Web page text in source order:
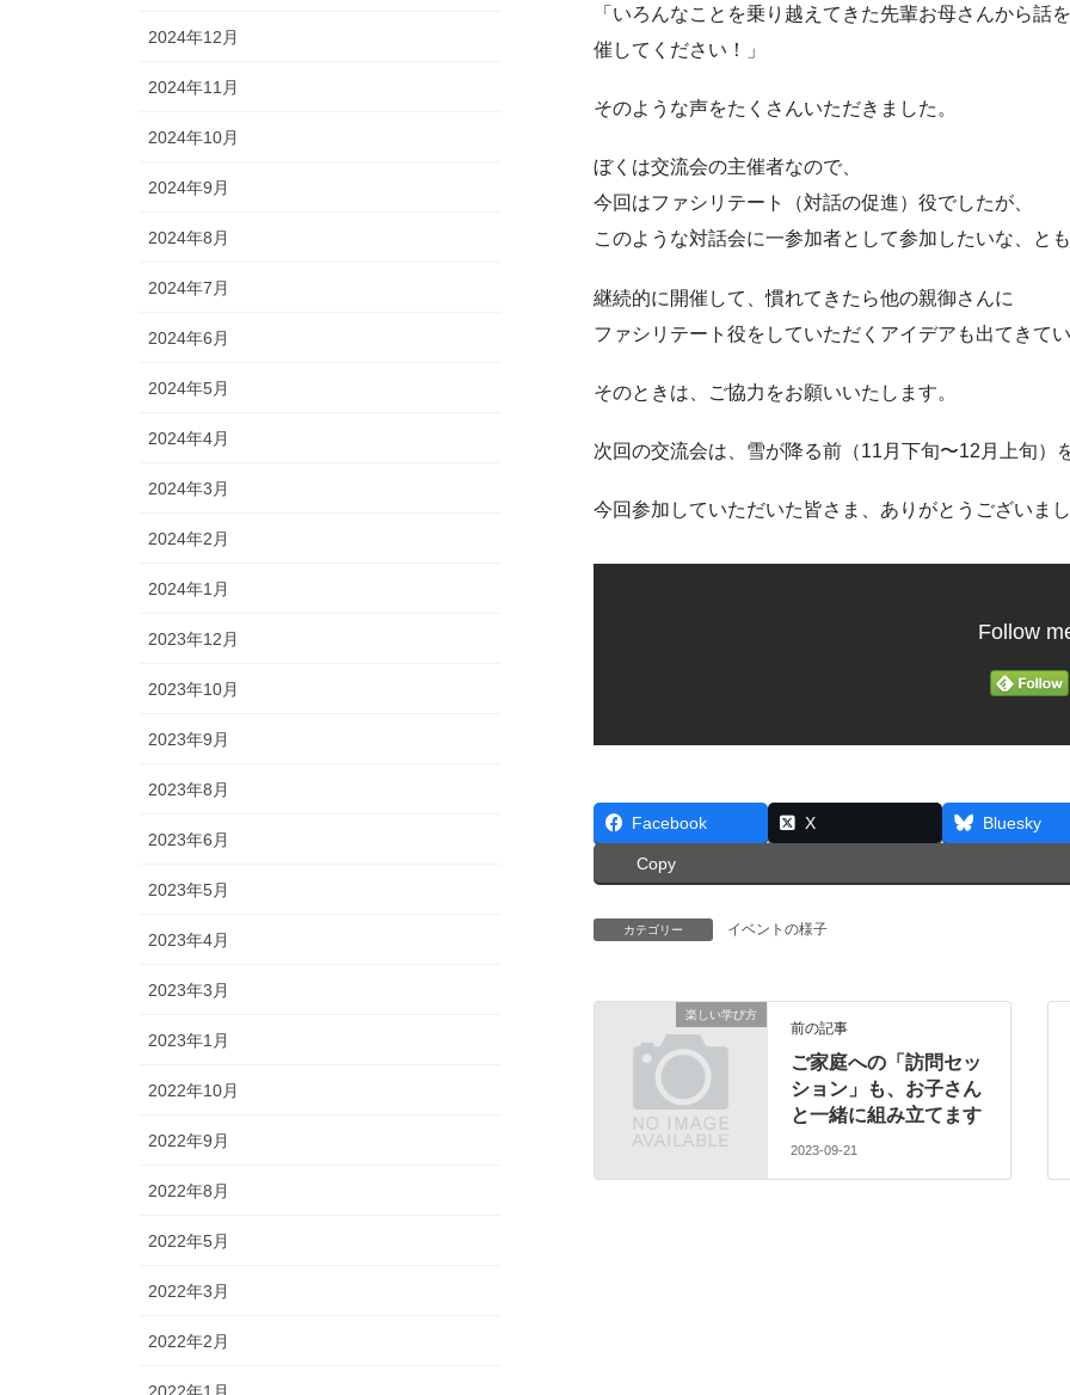
「いろんなことを乗り越えてきた先輩お母さんから話
催してください！」
そのような声をたくさんいただきました。
ぼくは交流会の主催者なので、
今回はファシリテート（対話の促進）役でしたが、
このような対話会に一参加者として参加したいな、と
継続的に開催して、慣れてきたら他の親御さんに
ファシリテート役をしていただくアイデアも出てきて
そのときは、ご協力をお願いいたします。
次回の交流会は、雪が降る前（11月下旬〜12月上旬）
今回参加していただいた皆さま、ありがとうございま
Follow
Facebook X Bluesky
Copy
カテゴリー イベントの様子
楽しい学び方
前の記事
ご家庭への「訪問セッ
ション」も、お子さん
と一緒に組み立てます
2023-09-21
2024年12月
2024年11月
2024年10月
2024年9月
2024年8月
2024年7月
2024年6月
2024年5月
2024年4月
2024年3月
2024年2月
2024年1月
2023年12月
2023年10月
2023年9月
2023年8月
2023年6月
2023年5月
2023年4月
2023年3月
2023年1月
2022年10月
2022年9月
2022年8月
2022年5月
2022年3月
2022年2月